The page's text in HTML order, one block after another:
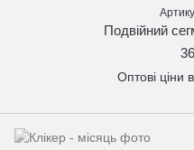
Подвійний
Оптові ціни